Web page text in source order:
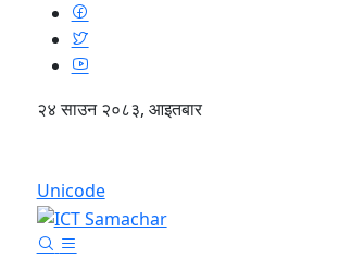
२४ साउन २०८३, आइतबार
Unicode